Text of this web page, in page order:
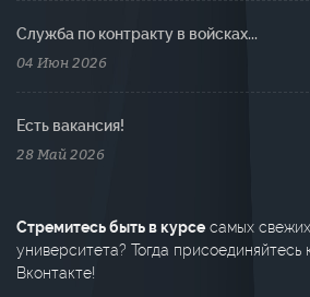
Cлужба по контракту в войсках...
04 Июн 2026
Есть вакансия!
28 Май 2026
Стремитесь быть в курсе самых
университета? Тогда присоединяйтесь
Вконтакте!